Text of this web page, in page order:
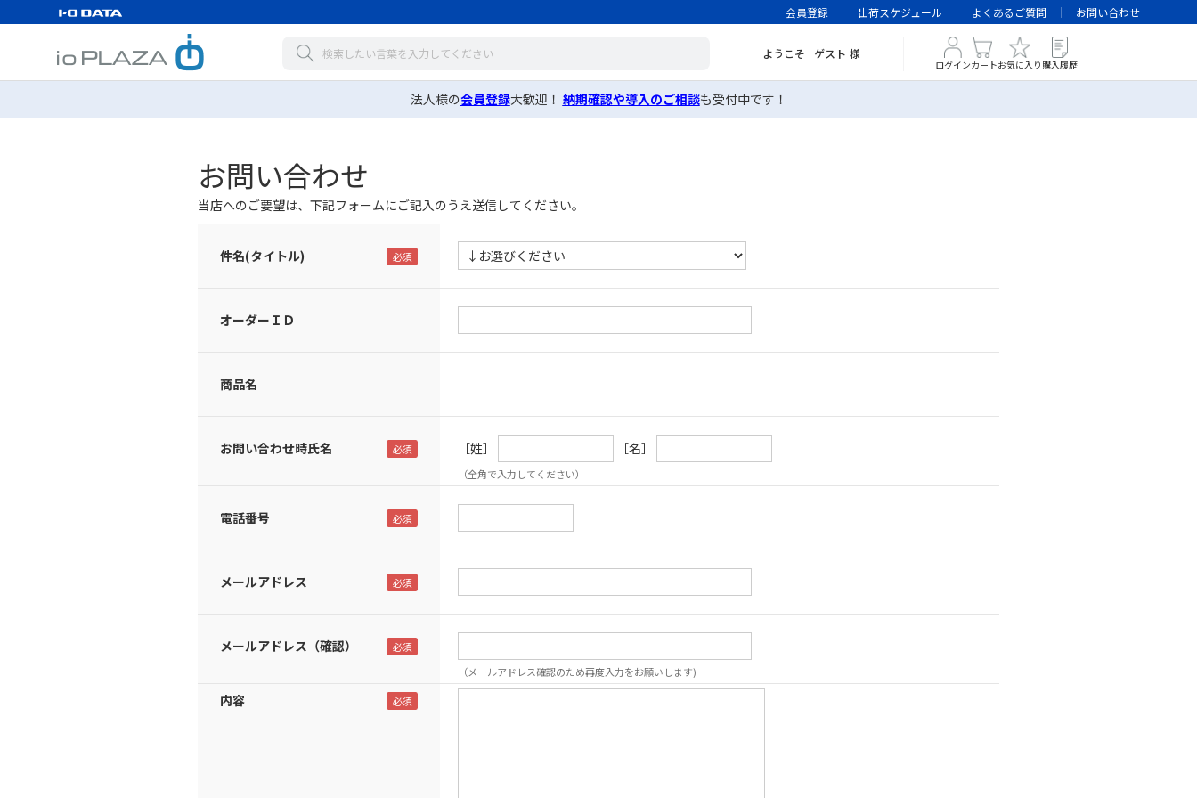
会員登録 出荷スケジュール よくあるご質問 お問い合わせ
ようこそ ゲスト 様
ログインカートお気に入り 購入履歴
法人様の会員登録大歓迎！ 納期確認や導入のご相談も受付中です！
お問い合わせ
当店へのご要望は、下記フォームにご記入のうえ送信してください。
件名(タイトル)
オーダーＩＤ
商品名
お問い合わせ時氏名 ［姓］ ［名］
（全角で入力してください）
電話番号
メールアドレス
メールアドレス（確認）
（メールアドレス確認のため再度入力をお願いします)
内容